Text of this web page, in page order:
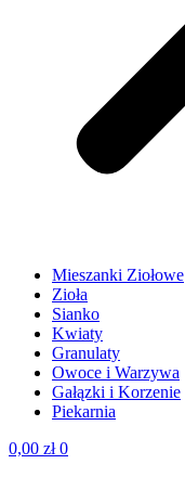
Mieszanki Ziołowe
Zioła
Sianko
Kwiaty
Granulaty
Owoce i Warzywa
Gałązki i Korzenie
Piekarnia
0,00 zł 0